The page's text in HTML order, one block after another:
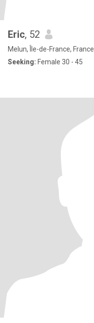
Eric, 52
Melun, Île-de-France, France
Seeking: Female 30 - 45